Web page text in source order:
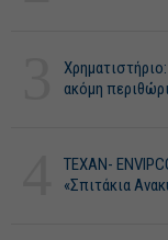
ακόμη
ΤΕΧΑΝ-
«Σπιτάκια